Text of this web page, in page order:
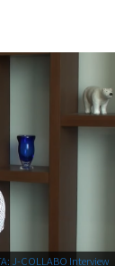
J-COLLABO Interview